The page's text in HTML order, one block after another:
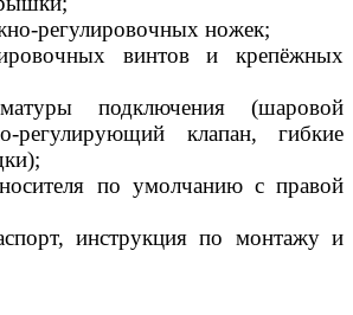
регулировочных ножек;
винтов и крепёжных
подключения (шаровой
регулирующий клапан, гибкие
по умолчанию с правой
инструкция по монтажу и